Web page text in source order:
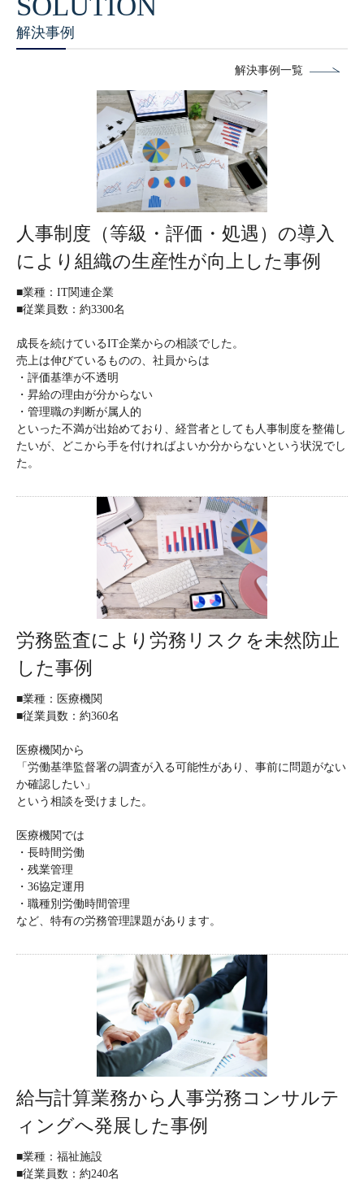
解決事例
解決事例一覧
人事制度（等級・評価・処遇）の導入
により組織の生産性が向上した事例
■業種：IT関連企業
■従業員数：約3300名
成長を続けているIT企業からの相談でした。
売上は伸びているものの、社員からは
・評価基準が不透明
・昇給の理由が分からない
・管理職の判断が属人的
といった不満が出始めており、経営者としても人事制度を整備し
たいが、どこから手を付ければよいか分からないという状況でし
た。
労務監査により労務リスクを未然防止
した事例
■業種：医療機関
■従業員数：約360名
医療機関から
「労働基準監督署の調査が入る可能性があり、事前に問題がない
か確認したい」
という相談を受けました。
医療機関では
・長時間労働
・残業管理
・36協定運用
・職種別労働時間管理
など、特有の労務管理課題があります。
給与計算業務から人事労務コンサルテ
ィングへ発展した事例
■業種：福祉施設
■従業員数：約240名